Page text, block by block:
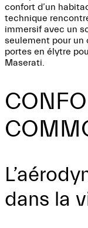
confort d’un
technique
immersif avec un
seulement pour un
portes en élytre
Maserati.
dans la